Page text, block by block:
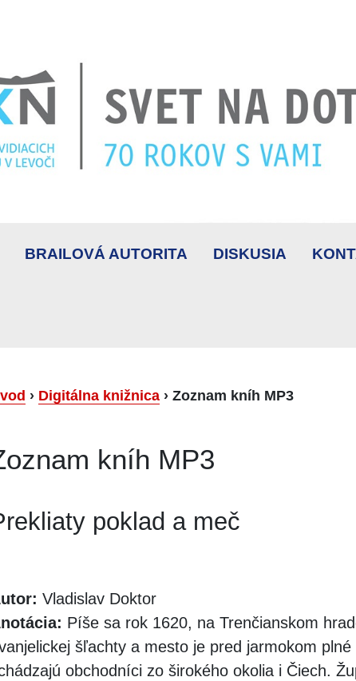
BRAILOVÁ AUTORITA DISKUSIA
› Digitálna knižnica › Zoznam kníh MP3
kníh MP3
poklad a meč
Vladislav Doktor
Píše sa rok 1620, na Trenčianskom
šľachty a mesto je pred jarmokom
obchodníci zo širokého okolia i Čiech.